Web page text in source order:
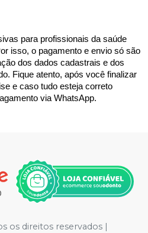
para profissionais da saúde
isso, o pagamento e envio só são
dos dados cadastrais e dos
Fique atento, após você finalizar
e caso tudo esteja correto
via WhatsApp.
os direitos reservados |